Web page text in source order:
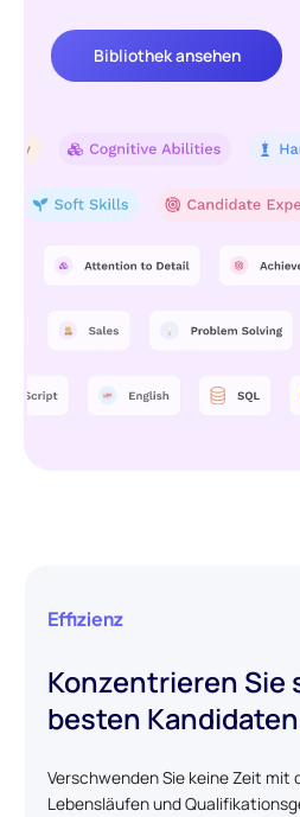
Bibliothek ansehen
Effizienz
Konzentrieren Sie
besten Kandidaten
Verschwenden Sie keine Zeit mit
Lebensläufen und